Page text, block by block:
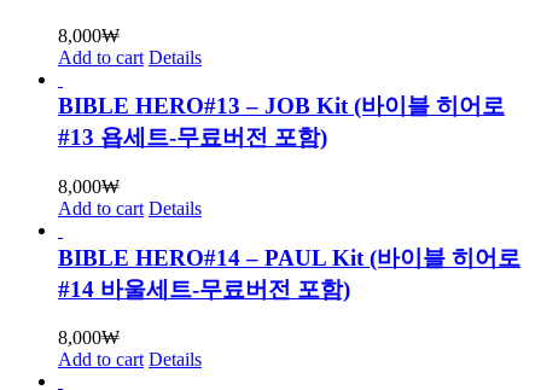
8,000₩
Add to cart Details
BIBLE HERO#13 – JOB Kit (바이블 히어로
#13 욥세트-무료버전 포함)
8,000₩
Add to cart Details
BIBLE HERO#14 – PAUL Kit (바이블 히어로
#14 바울세트-무료버전 포함)
8,000₩
Add to cart Details